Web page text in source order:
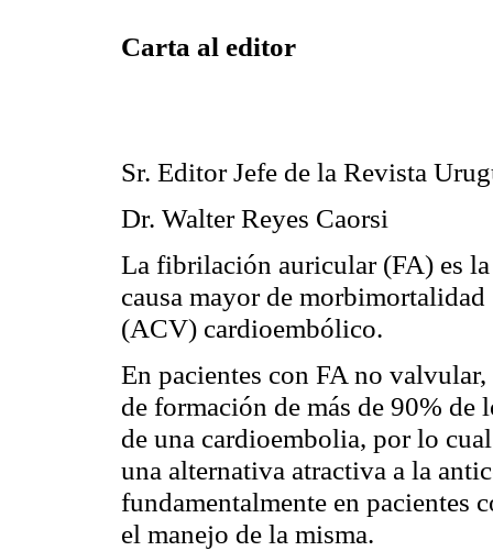
Carta al editor
Sr. Editor Jefe de la Revista
Dr. Walter Reyes Caorsi
La fibrilación auricular (FA) es
causa mayor de
(ACV) cardioembólico.
En pacientes con FA no
de formación de más de 90% de
de una cardioembolia, por lo
una alternativa atractiva a la
fundamentalmente en pacientes
el manejo de la misma.